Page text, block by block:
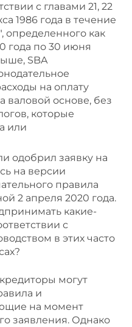
с главами 21, 22
1986 года в течение
определенного как
года по 30 июня
SBA
на оплату
валовой основе, без
которые
или
одобрил заявку на
на версии
правила
2 апреля 2020 года.
какие-
с
в этих часто
могут
и
на момент
заявления. Однако